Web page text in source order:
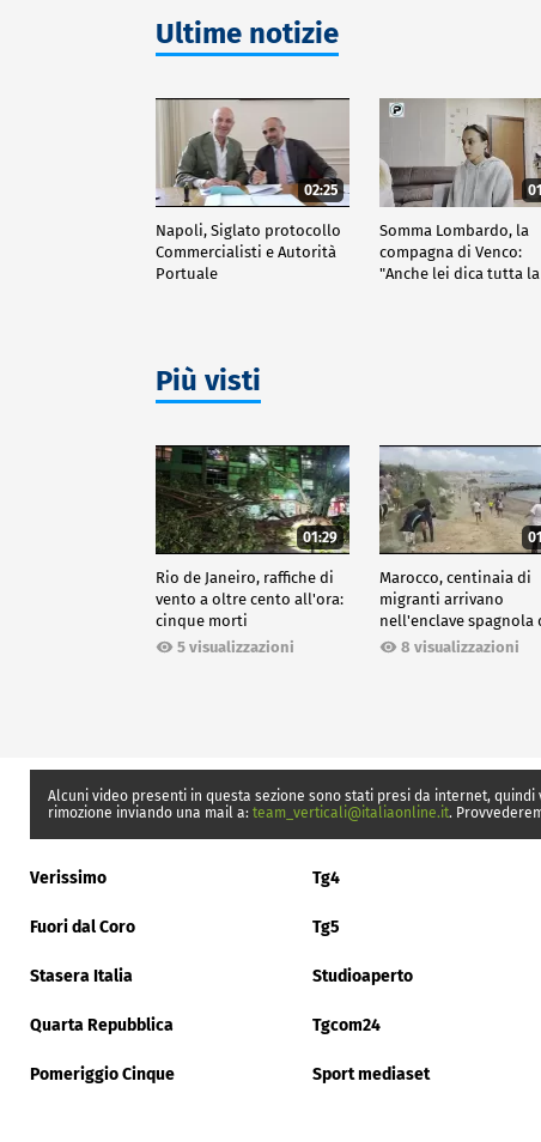
Ultime notizie
02:25
Napoli, Siglato protocollo
Commercialisti e Autorità
Portuale
Somma Lombardo, la
compagna di Venco:
"Anche lei dica tutta la
Più visti
01:29
Rio de Janeiro, raffiche di
vento a oltre cento all'ora:
cinque morti
5 visualizzazioni
Marocco, centinaia di
migranti arrivano
nell'enclave spagnola
Ceuta8 visualizzazioni
Alcuni video presenti in questa sezione sono stati presi da internet,
rimozione inviando una mail a: team_verticali@italiaonline.it.
Verissimo Tg4
Fuori dal Coro Tg5
Stasera Italia Studioaperto
Quarta Repubblica Tgcom24
Pomeriggio Cinque Sport mediaset